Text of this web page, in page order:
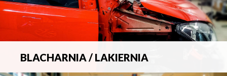
BLACHARNIA / LAKIERNIA